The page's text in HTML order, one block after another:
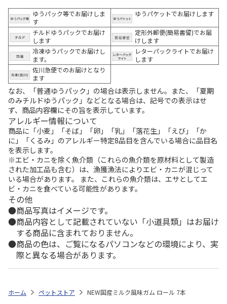
ゆうパック等でお届けしま
す
ゆうパケットでお届けします
チルドゆうパックでお届け
します
定形外郵便(簡易書留)でお届
けします
冷凍ゆうパックでお届けし
ます。
レターパックライトでお届け
します
佐川急便でのお届けとなり
ます
なお、「普通ゆうパック」の場合は表示しません。また、「夏期
のみチルドゆうパック」などとなる場合は、記号での表示はせ
ず、商品内容欄にその旨を表示しています。
アレルギー情報について
商品に「小麦」「そば」「卵」「乳」「落花生」「えび」「か
に」「くるみ」のアレルギー特定8品目を含んでいる場合に品目名
を表示します。
※エビ・カニを除く魚介類（これらの魚介類を原材料として製造
された加工品も含む）は、漁獲漁法によりエビ・カニが混じって
いる場合があります。 また、これらの魚介類は、エサとしてエ
ビ・カニを食べている可能性があります。
その他
商品写真はイメージです。
商品内容として記載されていない「小道具類」はお届け
する商品に含まれておりません。
商品の色は、ご覧になるパソコンなどの環境により、実
際と異なる場合があります。
ホーム ペットストア NEW国産ミルク風味ガム ロール 7本